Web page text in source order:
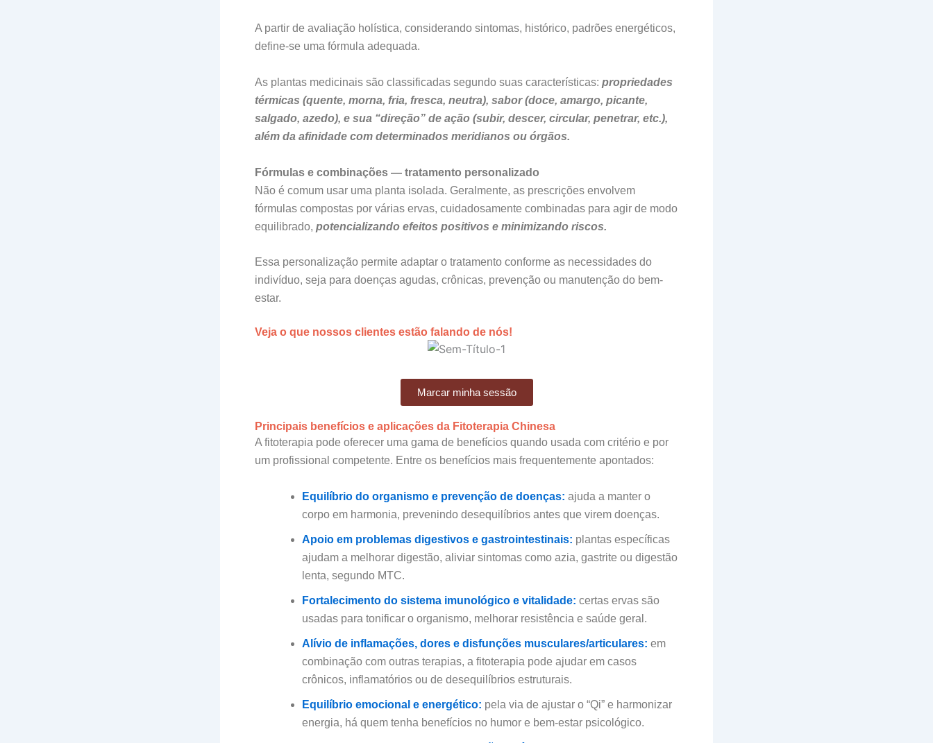
A partir de avaliação holística, considerando sintomas, histórico, padrões energéticos,
define-se uma fórmula adequada.
As plantas medicinais são classificadas segundo suas características: propriedades
térmicas (quente, morna, fria, fresca, neutra), sabor (doce, amargo, picante,
salgado, azedo), e sua “direção” de ação (subir, descer, circular, penetrar, etc.),
além da afinidade com determinados meridianos ou órgãos.
Fórmulas e combinações — tratamento personalizado
Não é comum usar uma planta isolada. Geralmente, as prescrições envolvem
fórmulas compostas por várias ervas, cuidadosamente combinadas para agir de modo
equilibrado, potencializando efeitos positivos e minimizando riscos.
Essa personalização permite adaptar o tratamento conforme as necessidades do
indivíduo, seja para doenças agudas, crônicas, prevenção ou manutenção do bem-
estar.
Veja o que nossos clientes estão falando de nós!
Marcar minha sessão
Principais benefícios e aplicações da Fitoterapia Chinesa
A fitoterapia pode oferecer uma gama de benefícios quando usada com critério e por
um profissional competente. Entre os benefícios mais frequentemente apontados:
Equilíbrio do organismo e prevenção de doenças: ajuda a manter o
corpo em harmonia, prevenindo desequilíbrios antes que virem doenças.
Apoio em problemas digestivos e gastrointestinais: plantas específicas
ajudam a melhorar digestão, aliviar sintomas como azia, gastrite ou digestão
lenta, segundo MTC.
Fortalecimento do sistema imunológico e vitalidade: certas ervas são
usadas para tonificar o organismo, melhorar resistência e saúde geral.
Alívio de inflamações, dores e disfunções musculares/articulares: em
combinação com outras terapias, a fitoterapia pode ajudar em casos
crônicos, inflamatórios ou de desequilíbrios estruturais.
Equilíbrio emocional e energético: pela via de ajustar o “Qi” e harmonizar
energia, há quem tenha benefícios no humor e bem-estar psicológico.